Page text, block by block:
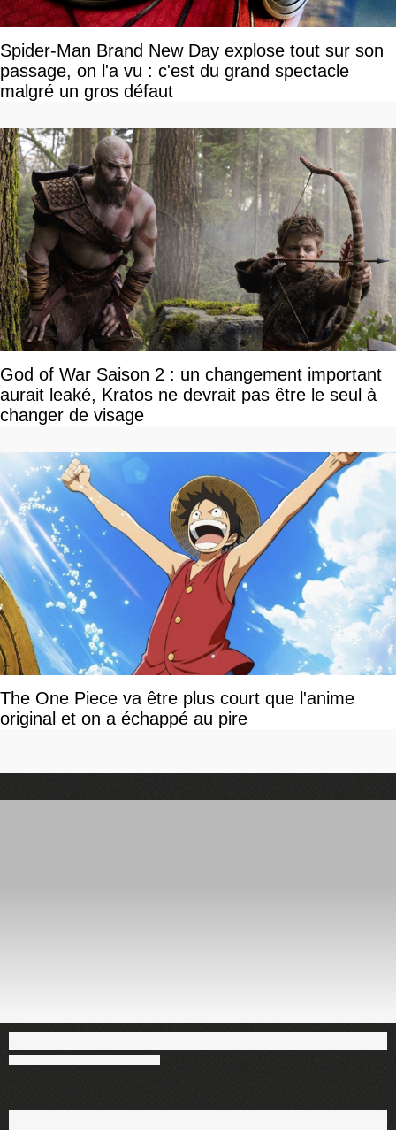
Spider-Man Brand New Day explose tout sur son
passage, on l'a vu : c'est du grand spectacle
malgré un gros défaut
God of War Saison 2 : un changement important
aurait leaké, Kratos ne devrait pas être le seul à
changer de visage
The One Piece va être plus court que l'anime
original et on a échappé au pire